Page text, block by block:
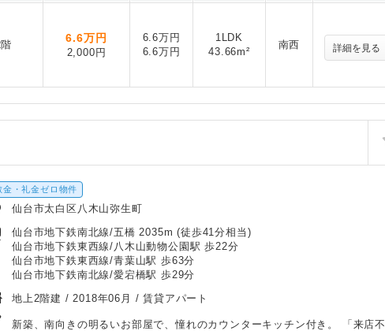
6.6万円
2,000円
6.6万円
6.6万円
1LDK
43.66m²
南西 詳細を見る
金・礼金ゼロ物件
仙台市太白区八木山弥生町
仙台市地下鉄南北線/五橋 2035m (徒歩41分相当)
仙台市地下鉄東西線/八木山動物公園駅 歩22分
仙台市地下鉄東西線/青葉山駅 歩63分
仙台市地下鉄南北線/愛宕橋駅 歩29分
地上2階建 /2018年06月 / 賃貸アパート
新築、南向きの明るいお部屋で、憧れのカウンターキッチン付き。 「来店不